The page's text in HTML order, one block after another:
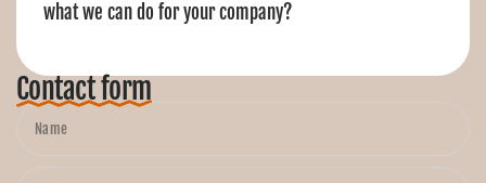
what we can do for your company?
Contact form
Name